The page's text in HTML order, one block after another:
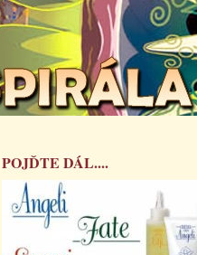
POJĎTE DÁL....